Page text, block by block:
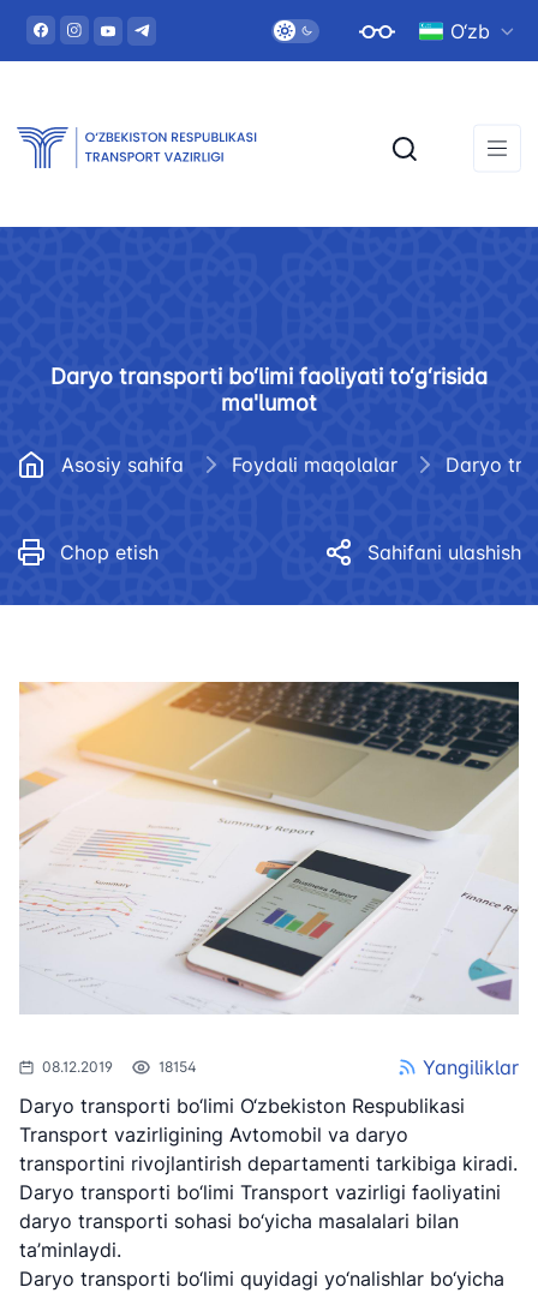
O‘zb
Daryo transporti bo‘limi faoliyati to‘g‘risida
ma'lumot
Asosiy sahifa Foydali maqolalar
Chop etish Sahifani ulashish
08.12.2019 18154
Yangiliklar
Daryo transporti bo‘limi O‘zbekiston Respublikasi
Transport vazirligining Avtomobil va daryo
transportini rivojlantirish departamenti tarkibiga kiradi.
Daryo transporti bo‘limi Transport vazirligi faoliyatini
daryo transporti sohasi bo‘yicha masalalari bilan
ta’minlaydi.
Daryo transporti bo‘limi quyidagi yo‘nalishlar bo‘yicha